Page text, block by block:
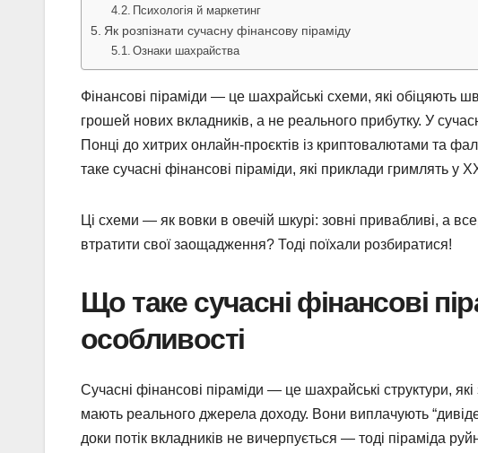
Психологія й маркетинг
Як розпізнати сучасну фінансову піраміду
Ознаки шахрайства
Фінансові піраміди — це шахрайські схеми, які обіцяють
грошей нових вкладників, а не реального прибутку. У
Понці до хитрих онлайн-проєктів із криптовалютами та
таке сучасні фінансові піраміди, які приклади гримлять у
Ці схеми — як вовки в овечій шкурі: зовні привабливі, а
втратити свої заощадження? Тоді поїхали розбиратися!
Що таке сучасні фінансові
особливості
Сучасні фінансові піраміди — це шахрайські структури,
мають реального джерела доходу. Вони виплачують
доки потік вкладників не вичерпується — тоді піраміда